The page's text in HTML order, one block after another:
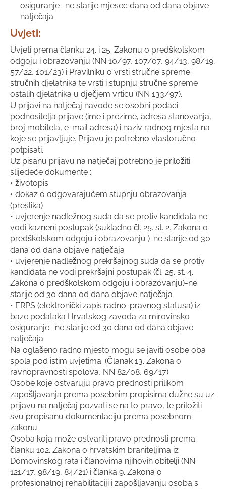
osiguranje -ne starije mjesec dana od dana objave
natječaja.
Uvjeti:
Uvjeti prema članku 24. i 25. Zakonu o predškolskom
odgoju i obrazovanju (NN 10/97, 107/07, 94/13, 98/19,
57/22, 101/23) i Pravilniku o vrsti stručne spreme
stručnih djelatnika te vrsti i stupnju stručne spreme
ostalih djelatnika u dječjem vrtiću (NN 133/97).
U prijavi na natječaj navode se osobni podaci
podnositelja prijave (ime i prezime, adresa stanovanja,
broj mobitela, e-mail adresa) i naziv radnog mjesta na
koje se prijavljuje. Prijavu je potrebno vlastoručno
potpisati.
Uz pisanu prijavu na natječaj potrebno je priložiti
slijedeće dokumente :
• životopis
• dokaz o odgovarajućem stupnju obrazovanja
(preslika)
• uvjerenje nadležnog suda da se protiv kandidata ne
vodi kazneni postupak (sukladno čl. 25. st. 2. Zakona o
predškolskom odgoju i obrazovanju )-ne starije od 30
dana od dana objave natječaja
• uvjerenje nadležnog prekršajnog suda da se protiv
kandidata ne vodi prekršajni postupak (čl. 25. st. 4.
Zakona o predškolskom odgoju i obrazovanju)-ne
starije od 30 dana od dana objave natječaja
• ERPS (elektronički zapis radno-pravnog statusa) iz
baze podataka Hrvatskog zavoda za mirovinsko
osiguranje -ne starije od 30 dana od dana objave
natječaja
Na oglašeno radno mjesto mogu se javiti osobe oba
spola pod istim uvjetima. (Članak 13. Zakona o
ravnopravnosti spolova, NN 82/08, 69/17)
Osobe koje ostvaruju pravo prednosti prilikom
zapošljavanja prema posebnim propisima dužne su uz
prijavu na natječaj pozvati se na to pravo, te priložiti
svu propisanu dokumentaciju prema posebnom
zakonu.
Osoba koja može ostvariti pravo prednosti prema
članku 102. Zakona o hrvatskim braniteljima iz
Domovinskog rata i članovima njihovih obitelji (NN
121/17, 98/19, 84/21) i članka 9. Zakona o
profesionalnoj rehabilitaciji i zapošljavanju osoba s